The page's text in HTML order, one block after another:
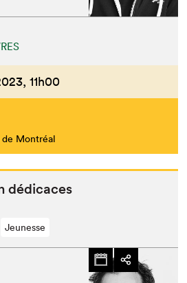
11h00
de Montréal
dédicaces
Jeunesse